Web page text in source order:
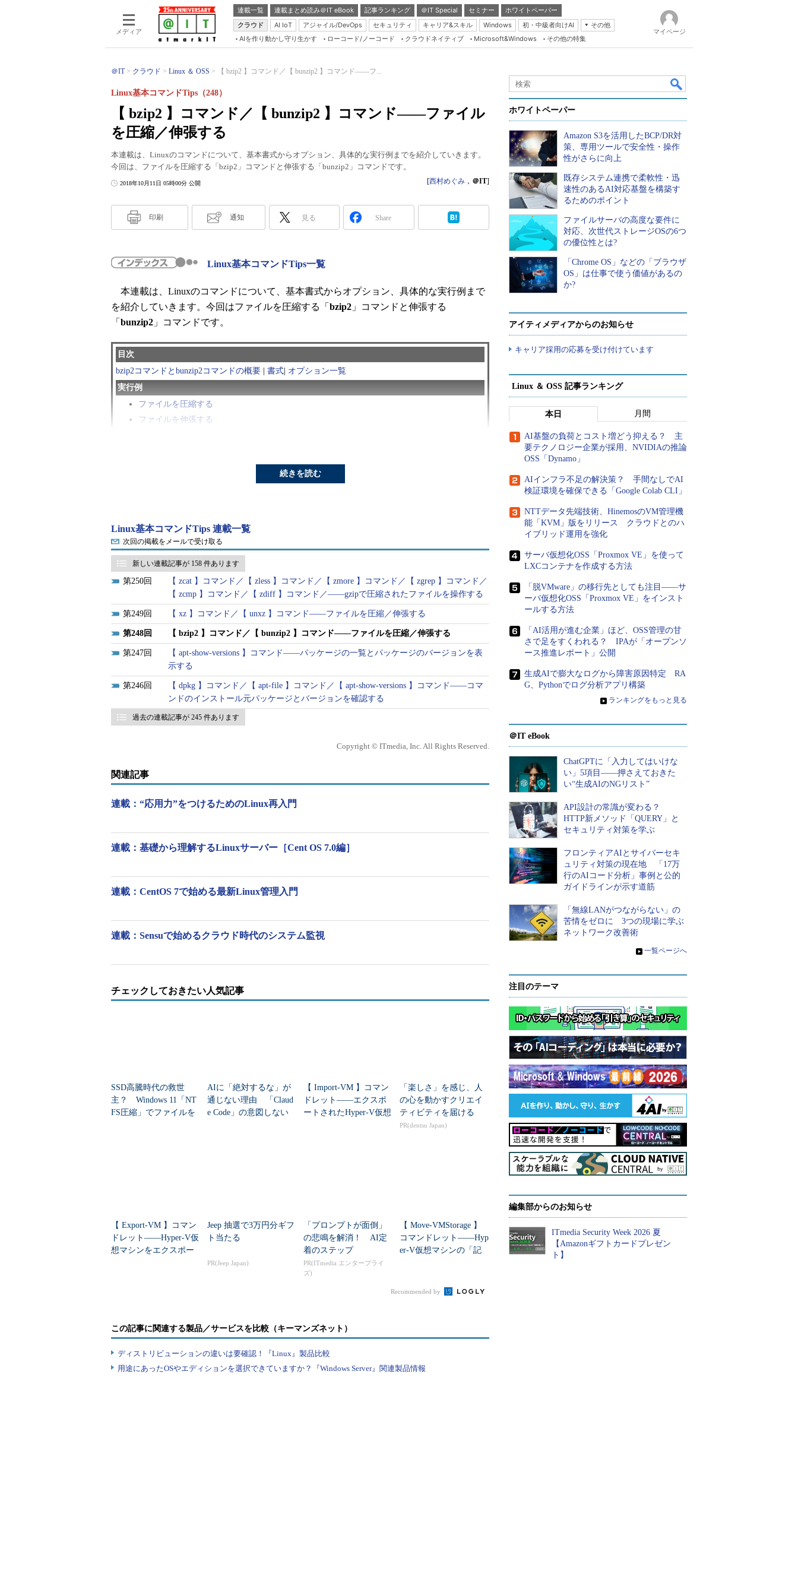
メディア
連載一覧 連載まとめ読み＠IT eBook 記事ランキング ＠IT Special セミナー
ホワイトペーパー
クラウド
AI IoT アジャイル/DevOps セキュリティ キャリア&スキル Windows 初・中級者向けAI
その他
Server & Storage
Java Agile
Database Expert
Linux ＆ OSS
Master of IP Network
Security & Trust
AIを作り動かし守り生かす ローコード/ノーコード クラウドネイティブ Microsoft&Windows その他の特集
マイページ
＠IT クラウド Linux ＆ OSS 【 bzip2 】コマンド／【 bunzip2 】コマンド――フ...
【 bzip2 】コマンド／【 bunzip2 】コマンド――ファイル
を圧縮／伸張する
Linux基本コマンドTips（248）
本連載は、Linuxのコマンドについて、基本書式からオプション、具体的な実行例までを紹介していきます。
今回は、ファイルを圧縮する「bzip2」コマンドと伸張する「bunzip2」コマンドです。
2018年10月11日 05時00分 公開 [西村めぐみ ， ＠IT]
印刷 通知 見る Share
Linux基本コマンドTips一覧
本連載は、Linuxのコマンドについて、基本書式からオプション、具体的な実行例まで
を紹介していきます。今回はファイルを圧縮する「 bzip2 」コマンドと伸張する
「 bunzip2 」コマンドです。
目次
bzip2コマンドとbunzip2コマンドの概要
書式 オプション一覧
実行例
ファイルを圧縮する
ファイルを伸張する
bzip2コマンド／bunzip2コマンドとは？
す（伸張する）コマンドです。gzip/gunzipコマンド
します。複数のファイルをまとめたい場合は、
です（※1）。
拡張子には「.bz2」を使用します。gzipより新しく、圧縮率も高い形式です（※2）。
※1 tarコマンドの「-j」オプション（「--bzip2」オプション）を指定することで、bzip2形式
の圧縮や伸張をtarの実行と同時に処理できる。
※2 より新しい「.xz」では圧縮率がさらに改善されている（xzコマンドを使用、第249
回）。
目次に戻る
bzip2コマンドの書式
bunzip2 [オプション] ファイル名
※[ ]は省略可能な引数を示しています
-d
decompress
伸張を行う（bunzip2コマンドのデフォルト）
圧縮時のブロックサイズを100K～900KBに設定する（ブロックサイズが大きと圧縮率が高く
-s
--small
メモリ使用量を減らす（圧縮の際は「-2」相当となる）
--verbose 処理中の圧縮率などを表示する（-vの数を増やすとより詳細になる）
--
これ以降は全てファイル名として扱う（ダッシュで始まる名前のファイルを使用したい場合な
どに使用）
とができ、その場合、ファイルを個別に圧縮します。
圧縮後のファイル名は「元のファイル名.bz2」となり、元のファイルを自動的に削除し
ます。元のファイルを残したい場合は「
」オプションを使用します。
（ファイルを圧縮し、元のファイルを削除する）
（ファイルを圧縮し、元のファイルも残す）
bzip2 mydata
続きを読む
Linux基本コマンドTips 連載一覧
次回の掲載をメールで受け取る
新しい連載記事が 158 件あります
250
【 zcat 】コマンド／【 zless 】コマンド／【 zmore 】コマンド／【 zgrep 】コマンド／
【 zcmp 】コマンド／【 zdiff 】コマンド／――gzipで圧縮されたファイルを操作する
249 【 xz 】コマンド／【 unxz 】コマンド――ファイルを圧縮／伸張する
248 【 bzip2 】コマンド／【 bunzip2 】コマンド――ファイルを圧縮／伸張する
247
【 apt-show-versions 】コマンド――パッケージの一覧とパッケージのバージョンを表
示する
246
【 dpkg 】コマンド／【 apt-file 】コマンド／【 apt-show-versions 】コマンド――コマ
ンドのインストール元パッケージとバージョンを確認する
過去の連載記事が 245 件あります
Copyright © ITmedia, Inc. All Rights Reserved.
関連記事
連載：“応用力”をつけるためのLinux再入門
連載：基礎から理解するLinuxサーバー［Cent OS 7.0編］
連載：CentOS 7で始める最新Linux管理入門
連載：Sensuで始めるクラウド時代のシステム監視
チェックしておきたい人気記事
SSD高騰時代の救世
主？ Windows 11「NT
FS圧縮」でファイルを
AIに「絶対するな」が
通じない理由 「Claud
e Code」の意図しない
【 Import-VM 】コマン
ドレット――エクスポ
ートされたHyper-V仮想
「楽しさ」を感じ、人
の心を動かすクリエイ
ティビティを届ける
PR(dentsu Japan)
【 Export-VM 】コマン
ドレット――Hyper-V仮
想マシンをエクスポー
Jeep 抽選で3万円分ギフ
ト当たる
PR(Jeep Japan)
「プロンプトが面倒」
の悲鳴を解消！ AI定
着のステップ
PR(ITmedia エンタープライ
ズ)
【 Move-VMStorage 】
コマンドレット――Hyp
er-V仮想マシンの「記
Recommended by
この記事に関連する製品／サービスを比較（キーマンズネット）
ディストリビューションの違いは要確認！『Linux』製品比較
用途にあったOSやエディションを選択できていますか？『Windows Server』関連製品情報
ホワイトペーパー
Amazon S3を活用したBCP/DR対
策、専用ツールで安全性・操作
性がさらに向上
既存システム連携で柔軟性・迅
速性のあるAI対応基盤を構築す
るためのポイント
ファイルサーバの高度な要件に
対応、次世代ストレージOSの6つ
の優位性とは?
「Chrome OS」などの「ブラウザ
OS」は仕事で使う価値があるの
か?
アイティメディアからのお知らせ
キャリア採用の応募を受け付けています
Linux ＆ OSS 記事ランキング
本日 月間
AI基盤の負荷とコスト増どう抑える？ 主
要テクノロジー企業が採用、NVIDIAの推論
OSS「Dynamo」
AIインフラ不足の解決策？ 手間なしでAI
検証環境を確保できる「Google Colab CLI」
NTTデータ先端技術、HinemosのVM管理機
能「KVM」版をリリース クラウドとのハ
イブリッド運用を強化
サーバ仮想化OSS「Proxmox VE」を使って
LXCコンテナを作成する方法
「脱VMware」の移行先としても注目――サ
ーバ仮想化OSS「Proxmox VE」をインスト
ールする方法
「AI活用が進む企業」ほど、OSS管理の甘
さで足をすくわれる？ IPAが「オープンソ
ース推進レポート」公開
生成AIで膨大なログから障害原因特定 RA
G、Pythonでログ分析アプリ構築
» ランキングをもっと見る
＠IT eBook
ChatGPTに「入力してはいけな
い」5項目――押さえておきた
い“生成AIのNGリスト”
API設計の常識が変わる？
HTTP新メソッド「QUERY」と
セキュリティ対策を学ぶ
フロンティアAIとサイバーセキ
ュリティ対策の現在地 「17万
行のAIコード分析」事例と公的
ガイドラインが示す道筋
「無線LANがつながらない」の
苦情をゼロに 3つの現場に学ぶ
ネットワーク改善術
» 一覧ページへ
注目のテーマ
編集部からのお知らせ
ITmedia Security Week 2026 夏
【Amazonギフトカードプレゼン
ト】